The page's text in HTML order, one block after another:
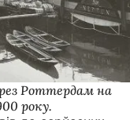
Роттердам на
року.